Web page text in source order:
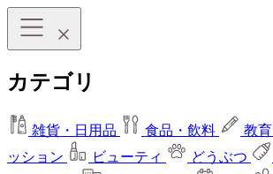
カテゴリ
雑貨・日用品 食品・飲料 教育
ッション
ビューティ どうぶつ